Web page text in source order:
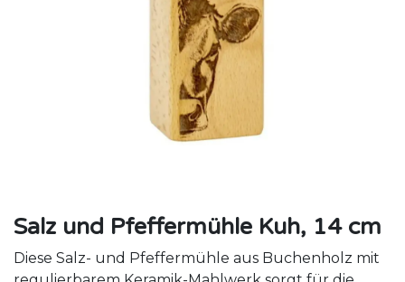
Salz und Pfeffermühle Kuh, 14 cm
Diese Salz- und Pfeffermühle aus Buchenholz mit